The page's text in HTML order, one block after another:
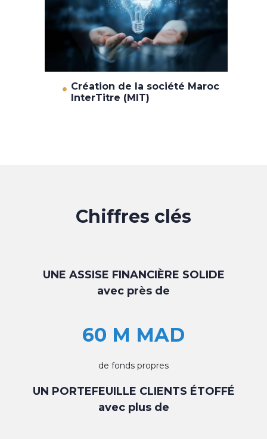
Création de la société Maroc
InterTitre (MIT)
Chiffres clés
UNE ASSISE FINANCIÈRE SOLIDE
avec près de
60 M MAD
de fonds propres
UN PORTEFEUILLE CLIENTS ÉTOFFÉ
avec plus de